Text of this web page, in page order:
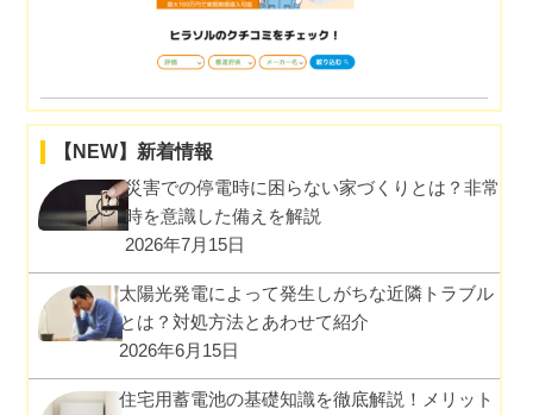
【NEW】新着情報
災害での停電時に困らない家づくりとは？非常
時を意識した備えを解説
2026年7月15日
太陽光発電によって発生しがちな近隣トラブル
とは？対処方法とあわせて紹介
2026年6月15日
住宅用蓄電池の基礎知識を徹底解説！メリット